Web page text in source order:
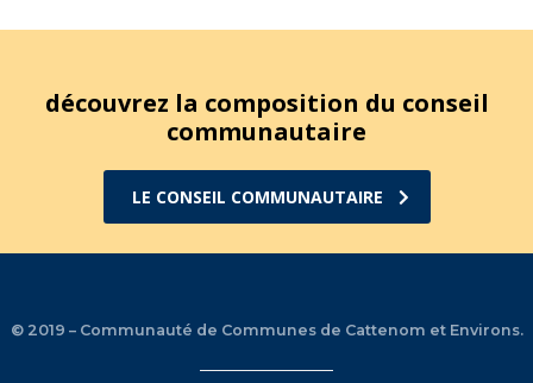
découvrez la composition du conseil
communautaire
LE CONSEIL COMMUNAUTAIRE
© 2019 – Communauté de Communes de Cattenom et Environs.